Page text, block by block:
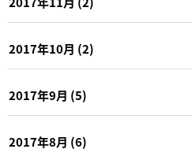
2017年10月 (2)
2017年9月 (5)
2017年8月 (6)